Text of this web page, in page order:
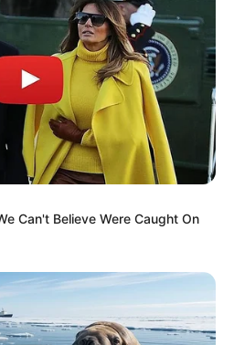
Can't Believe Were Caught On